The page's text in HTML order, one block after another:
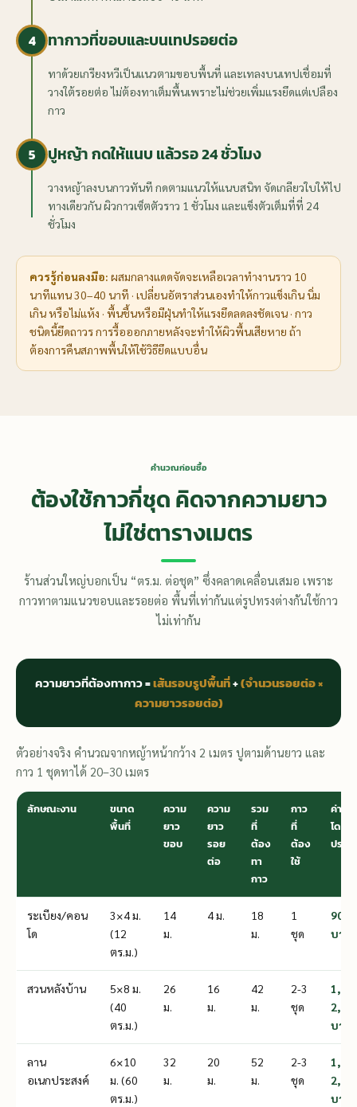
4 ทากาวที่ขอบและบนเทปรอยต่อ
ทาด้วยเกรียงหวีเป็นแนวตามขอบพื้นที่ และเทลงบนเทปเชื่อมที่
วางใต้รอยต่อ ไม่ต้องทาเต็มพื้นเพราะไม่ช่วยเพิ่มแรงยึดแต่เปลือง
กาว
5 ปูหญ้า กดให้แนบ แล้วรอ 24 ชั่วโมง
วางหญ้าลงบนกาวทันที กดตามแนวให้แนบสนิท จัดเกลียวใบให้ไป
ทางเดียวกัน ผิวกาวเซ็ตตัวราว 1 ชั่วโมง และแข็งตัวเต็มที่ที่ 24
ชั่วโมง
ควรรู้ก่อนลงมือ: ผสมกลางแดดจัดจะเหลือเวลาทำงานราว 10
นาทีแทน 30–40 นาที · เปลี่ยนอัตราส่วนเองทำให้กาวแข็งเกิน นิ่ม
เกิน หรือไม่แห้ง · พื้นชื้นหรือมีฝุ่นทำให้แรงยึดลดลงชัดเจน · กาว
ชนิดนี้ยึดถาวร การรื้อออกภายหลังจะทำให้ผิวพื้นเสียหาย ถ้า
ต้องการคืนสภาพพื้นให้ใช้วิธียึดแบบอื่น
คำนวณก่อนซื้อ
ต้องใช้กาวกี่ชุด คิดจากความยาว
ไม่ใช่ตารางเมตร
ร้านส่วนใหญ่บอกเป็น “ตร.ม. ต่อชุด” ซึ่งคลาดเคลื่อนเสมอ เพราะ
กาวทาตามแนวขอบและรอยต่อ พื้นที่เท่ากันแต่รูปทรงต่างกันใช้กาว
ไม่เท่ากัน
ความยาวที่ต้องทากาว =เส้นรอบรูปพื้นที่+(จำนวนรอยต่อ ×
ความยาวรอยต่อ)
ตัวอย่างจริง คำนวณจากหญ้าหน้ากว้าง 2 เมตร ปูตามด้านยาว และ
กาว 1 ชุดทาได้ 20–30 เมตร
ลักษณะงาน
ขนาด
พื้นที่
ความ
ยาว
ขอบ
ความ
ยาว
รอย
ต่อ
รวม
ที่
ต้อง
ทา
กาว
กาว
ที่
ต้อง
ใช้
ค่ากา
โดย
ประ
ระเบียง/คอน
โด
3×4 ม.
(12
ตร.ม.)
14
ม.
4 ม.
18
ม.
1
ชุด
900
บาท
สวนหลังบ้าน
5×8 ม.
(40
ตร.ม.)
26
ม.
16
ม.
42
ม.
2-3
ชุด
บาท
ลาน
อเนกประสงค์
6×10
ม. (60
ตร.ม.)
32
ม.
20
ม.
52
ม.
2-3
ชุด
บาท